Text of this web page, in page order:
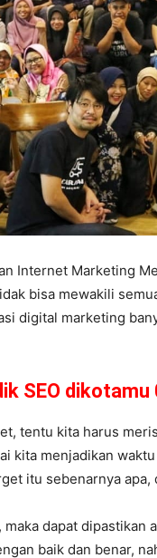
Internet Marketing
bisa mewakili
digital marketing
SEO
tentu kita harus
kita menjadikan
itu sebenarnya apa,
dapat dipastikan
baik dan benar,